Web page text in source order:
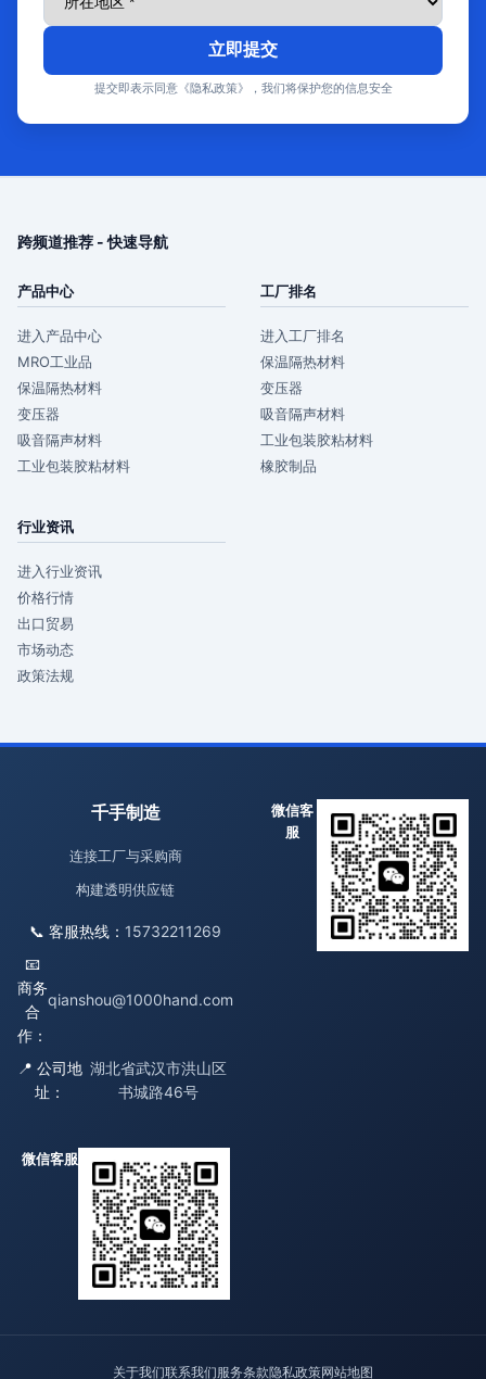
立即提交
提交即表示同意《隐私政策》，我们将保护您的信息安全
跨频道推荐 - 快速导航
产品中心
进入产品中心
MRO工业品
保温隔热材料
变压器
吸音隔声材料
工业包装胶粘材料
工厂排名
进入工厂排名
保温隔热材料
变压器
吸音隔声材料
工业包装胶粘材料
橡胶制品
行业资讯
进入行业资讯
价格行情
出口贸易
市场动态
政策法规
千手制造
连接工厂与采购商
构建透明供应链
📞 客服热线： 15732211269
📧
商务
合
作：
qianshou@1000hand.com
📍 公司地
址：
湖北省武汉市洪山区
书城路46号
微信客
服
微信客服
关于我们联系我们服务条款隐私政策网站地图